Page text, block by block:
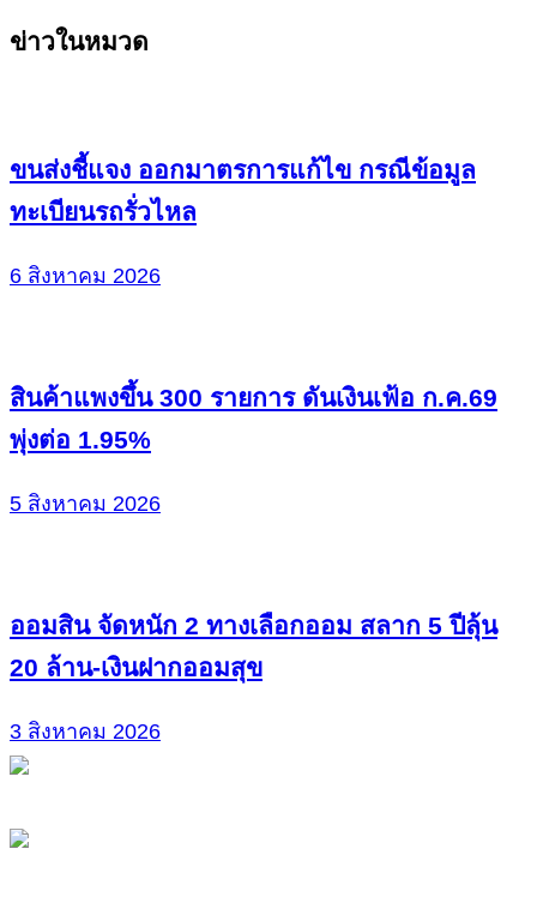
Continue
ข่าวในหมวด
ขนส่งชี้แจง ออกมาตรการแก้ไข กรณีข้อมูล
ทะเบียนรถรั่วไหล
6 สิงหาคม 2026
สินค้าแพงขึ้น 300 รายการ ดันเงินเฟ้อ ก.ค.69
พุ่งต่อ 1.95%
5 สิงหาคม 2026
ออมสิน จัดหนัก 2 ทางเลือกออม สลาก 5 ปีลุ้น
20 ล้าน-เงินฝากออมสุข
3 สิงหาคม 2026